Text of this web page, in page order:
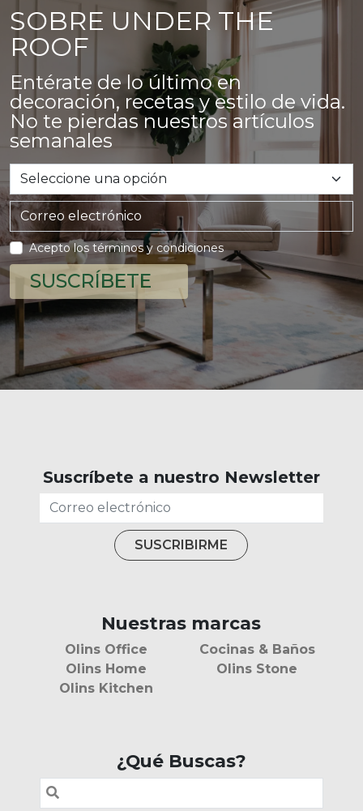
SOBRE UNDER THE
ROOF
Entérate de lo último en
decoración, recetas y estilo de vida.
No te pierdas nuestros artículos
semanales
Acepto los términos y condiciones
SUSCRÍBETE
Suscríbete a nuestro Newsletter
Nuestras marcas
Olins Office
Olins Home
Olins Kitchen
Cocinas & Baños
Olins Stone
¿Qué Buscas?